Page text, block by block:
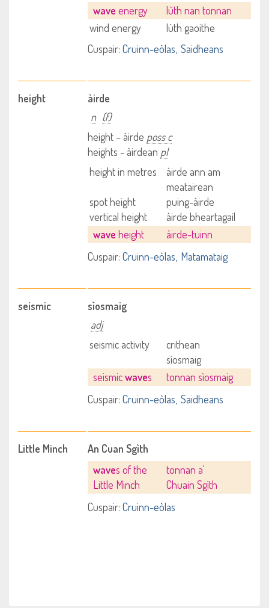
wave energy
lùth nan tonnan
wind energy
lùth gaoithe
Cuspair: Cruinn-eòlas Saidheans
height
àirde
n (f)
height – àirde poss c
heights - àirdean pl
height in metres
àirde ann am
meatairean
spot height
puing-àirde
vertical height
àirde bheartagail
wave height
àirde-tuinn
Cuspair: Cruinn-eòlas Matamataig
seismic
sìosmaig
adj
seismic activity
crithean
sìosmaig
seismicwaves
tonnan sìosmaig
Cuspair: Cruinn-eòlas Saidheans
Little Minch
An Cuan Sgìth
waves of the
Little Minch
tonnan a'
Chuain Sgìth
Cuspair: Cruinn-eòlas